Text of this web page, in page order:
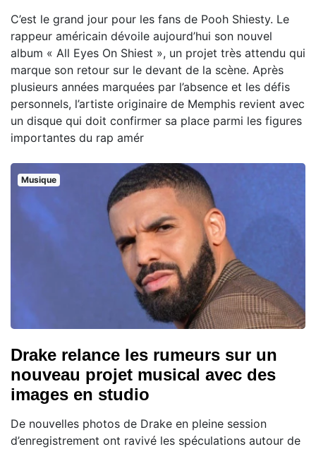
C’est le grand jour pour les fans de Pooh Shiesty. Le
rappeur américain dévoile aujourd’hui son nouvel
album « All Eyes On Shiest », un projet très attendu qui
marque son retour sur le devant de la scène. Après
plusieurs années marquées par l’absence et les défis
personnels, l’artiste originaire de Memphis revient avec
un disque qui doit confirmer sa place parmi les figures
importantes du rap amér
Musique
Drake relance les rumeurs sur un
nouveau projet musical avec des
images en studio
De nouvelles photos de Drake en pleine session
d’enregistrement ont ravivé les spéculations autour de